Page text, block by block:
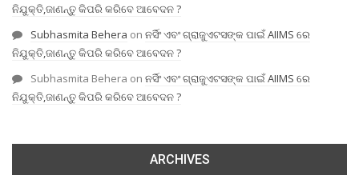
ନିଯୁକ୍ତି,ଜାଣନ୍ତୁ କିପରି କରିବେ ଆବେଦନ ?
Subhasmita Behera on ନର୍ସିଂ ଏବଂ ଗ୍ରାଜୁଏଟସଙ୍କ ପାଇଁ AIIMS ରେ
ନିଯୁକ୍ତି,ଜାଣନ୍ତୁ କିପରି କରିବେ ଆବେଦନ ?
Subhasmita Behera on ନର୍ସିଂ ଏବଂ ଗ୍ରାଜୁଏଟସଙ୍କ ପାଇଁ AIIMS ରେ
ନିଯୁକ୍ତି,ଜାଣନ୍ତୁ କିପରି କରିବେ ଆବେଦନ ?
ARCHIVES